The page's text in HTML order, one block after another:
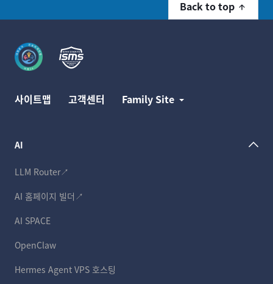
사이트맵 고객센터 Family Site
AI
LLM Router↗
AI 홈페이지 빌더↗
AI SPACE
OpenClaw
Hermes Agent VPS 호스팅
Back to top